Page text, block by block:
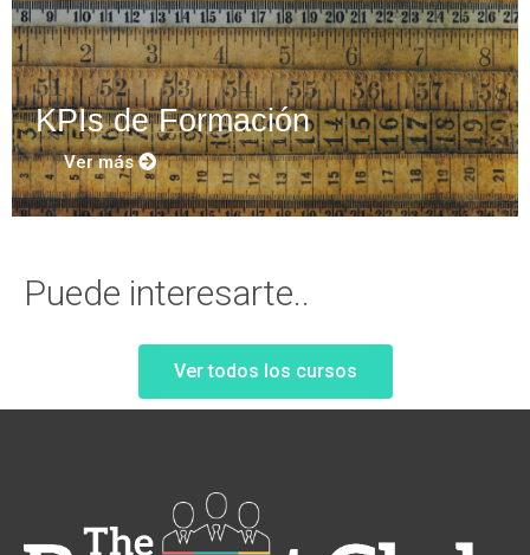
KPIs de Formación
Ver más
Puede interesarte..
Ver todos los cursos